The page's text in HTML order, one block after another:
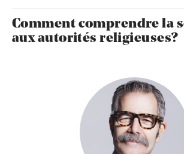
Comment comprendre la
aux autorités religieuses?